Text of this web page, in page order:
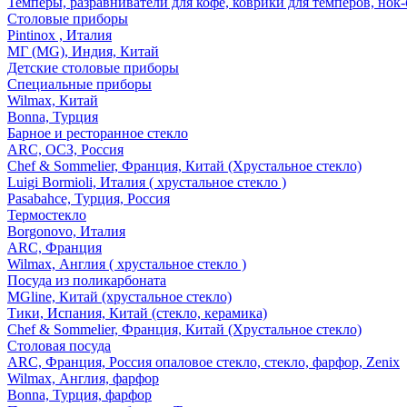
Столовые приборы
Pintinox , Италия
МГ (MG), Индия, Китай
Детские столовые приборы
Специальные приборы
Wilmax, Китай
Bonna, Турция
Барное и ресторанное стекло
ARC, ОСЗ, Россия
Chef & Sommelier, Франция, Китай (Хрустальное стекло)
Luigi Bormioli, Италия ( хрустальное стекло )
Pasabahce, Турция, Россия
Термостекло
Borgonovo, Италия
ARC, Франция
Wilmax, Англия ( хрустальное стекло )
Посуда из поликарбоната
MGline, Китай (хрустальное стекло)
Тики, Испания, Китай (стекло, керамика)
Chef & Sommelier, Франция, Китай (Хрустальное стекло)
Столовая посуда
ARC, Франция, Россия опаловое стекло, стекло, фарфор, Zenix
Wilmax, Англия, фарфор
Bonna, Турция, фарфор